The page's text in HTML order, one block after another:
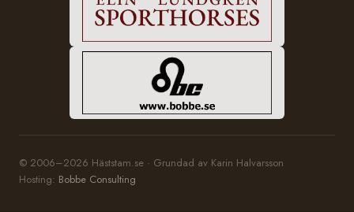
© 2006–2026 Häststam.se · Grundad av Karin Halvarsson
Hosting: Bobbe Consulting